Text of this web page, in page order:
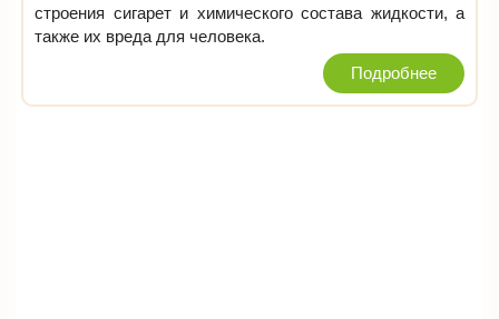
строения сигарет и химического состава жидкости, а
также их вреда для человека.
Подробнее